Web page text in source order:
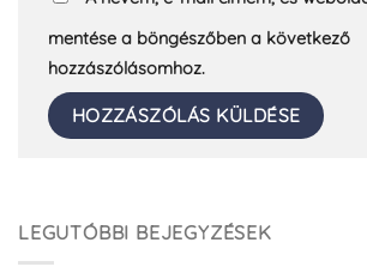
mentése a böngészőben a következő
hozzászólásomhoz.
LEGUTÓBBI BEJEGYZÉSEK